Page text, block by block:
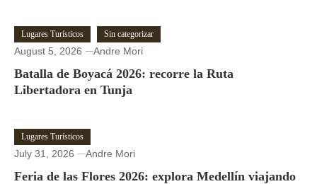
Lugares Turísticos Sin categorizar
August 5, 2026 Andre Mori
Batalla de Boyacá 2026: recorre la Ruta
Libertadora en Tunja
Lugares Turísticos
July 31, 2026 Andre Mori
Feria de las Flores 2026: explora Medellín viajando